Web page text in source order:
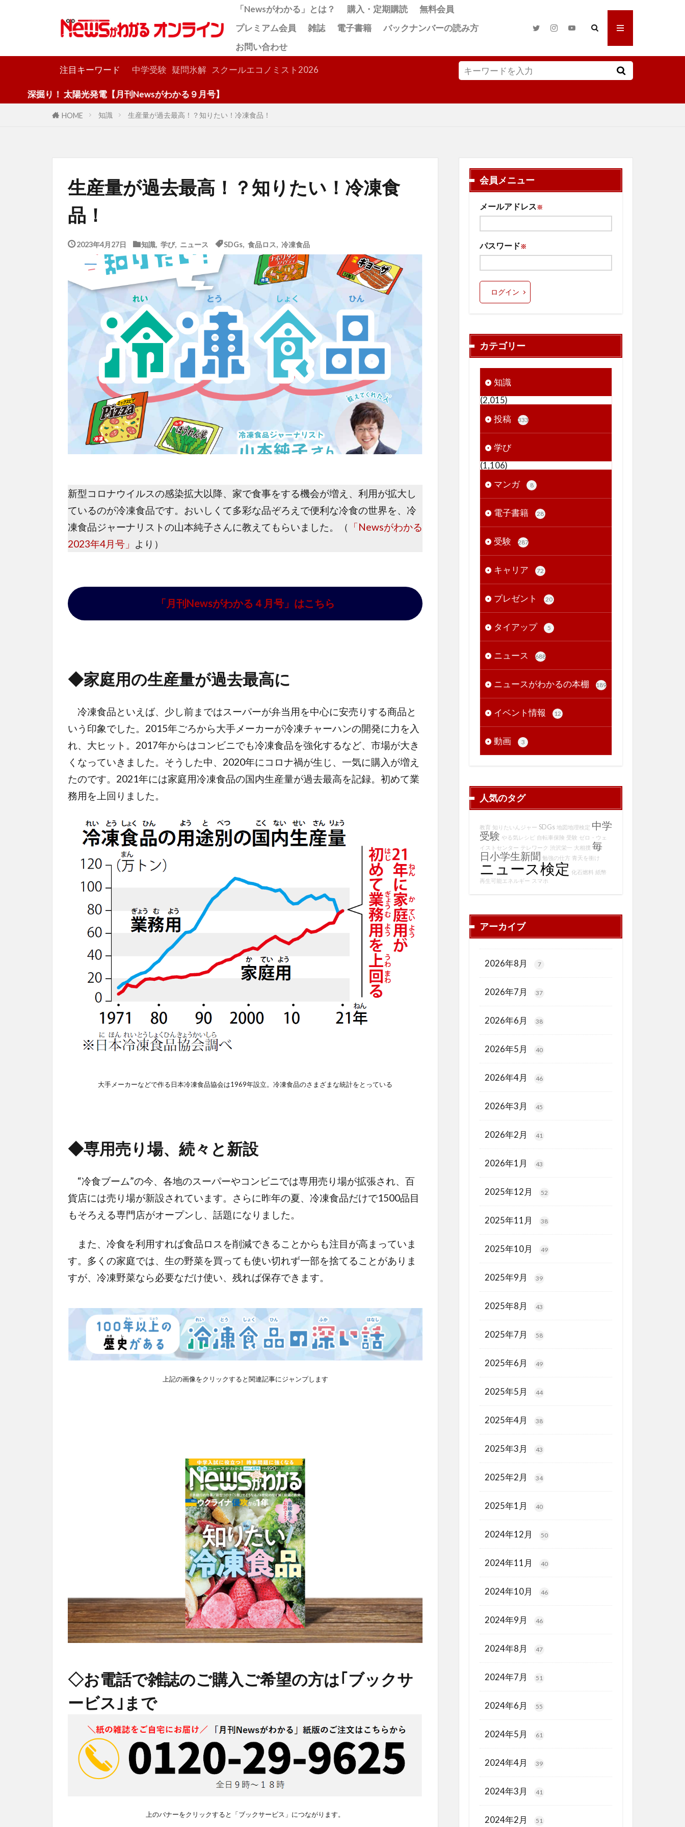
「Newsがわかる」とは？ 購入・定期購読
無料会員
プレミアム会員
雑誌 電子書籍
バックナンバーの読み方
お問い合わせ
注目キーワード 中学受験 疑問氷解 スクールエコノミスト2026
！ 太陽光発電【月刊Newsがわかる９月号】
HOME 知識 生産量が過去最高！？知りたい！冷凍食品！
生産量が過去最高！？知りたい！冷凍食
品！
2023年4月27日 知識 学び, ニュース SDGs, 食品ロス 冷凍食品
新型コロナウイルスの感染拡大以降、家で食事をする機会が増え、利用が拡大し
ているのが冷凍食品です。おいしくて多彩な品ぞろえで便利な冷食の世界を、冷
凍食品ジャーナリストの山本純子さんに教えてもらいました。（
「Newsがわかる
2023年4月号」 より）
「月刊Newsがわかる４月号」はこちら
◆家庭用の生産量が過去最高に
冷凍食品といえば、少し前まではスーパーが弁当用を中心に安売りする商品と
いう印象でした。2015年ごろから大手メーカーが冷凍チャーハンの開発に力を入
れ、大ヒット。2017年からはコンビニでも冷凍食品を強化するなど、市場が大き
くなっていきました。そうした中、2020年にコロナ禍が生じ、一気に購入が増え
たのです。2021年には家庭用冷凍食品の国内生産量が過去最高を記録。初めて業
務用を上回りました。
大手メーカーなどで作る日本冷凍食品協会は1969年設立。冷凍食品のさまざまな統計をとっている
◆専用売り場、続々と新設
“冷食ブーム”の今、各地のスーパーやコンビニでは専用売り場が拡張され、百
貨店には売り場が新設されています。さらに昨年の夏、冷凍食品だけで1500品目
もそろえる専門店がオープンし、話題になりました。
また、冷食を利用すれば食品ロスを削減できることからも注目が高まっていま
す。多くの家庭では、生の野菜を買っても使い切れず一部を捨てることがありま
すが、冷凍野菜なら必要なだけ使い、残れば保存できます。
上記の画像をクリックすると関連記事にジャンプします
◇お電話で雑誌のご購入ご希望の方は｢ブックサ
ービス｣まで
上のバナーをクリックすると「ブックサービス」につながります。
会員メニュー
メールアドレス※
パスワード※
ログイン
カテゴリー
知識
(2,015)
投稿
333
学び
(1,106)
マンガ
8
電子書籍 28
受験 287
キャリア 72
プレゼント 20
タイアップ 5
ニュース 688
ニュースがわかるの本棚 189
イベント情報 12
動画 3
人気のタグ
教育 知りたいんジャー SDGs 地図地理検定 中学
受験 やる気レシピ 自転車保険 受験 ゼロ・ウェ
イストセンター テレワーク 渋沢栄一 大相撲 毎
日小学生新聞 勉強の仕方 青天を衝け
ニュース検定 化石燃料 紙幣
再生可能エネルギー スマホ
アーカイブ
2026年8月 7
2026年7月 37
2026年6月 38
2026年5月 40
2026年4月 46
2026年3月 45
2026年2月 41
2026年1月 43
2025年12月 52
2025年11月 38
2025年10月 49
2025年9月 39
2025年8月 43
2025年7月 58
2025年6月 49
2025年5月 44
2025年4月 38
2025年3月 43
2025年2月 34
2025年1月 40
2024年12月 50
2024年11月 40
2024年10月 46
2024年9月 46
2024年8月 47
2024年7月 51
2024年6月 55
2024年5月 61
2024年4月 39
2024年3月 41
2024年2月 51
検索